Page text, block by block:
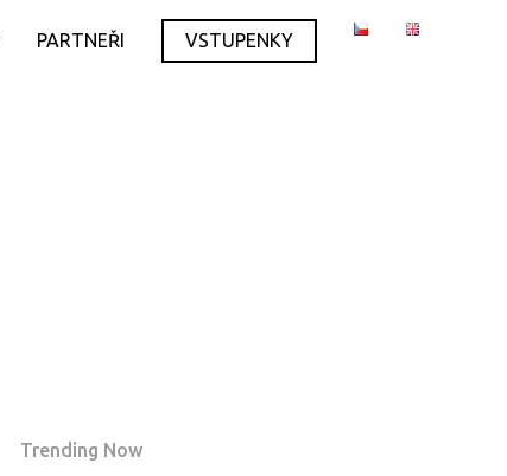
PARTNEŘI VSTUPENKY
Trending Now